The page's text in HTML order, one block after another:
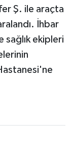
Ş. ile araçta
İhbar
sağlık ekipleri